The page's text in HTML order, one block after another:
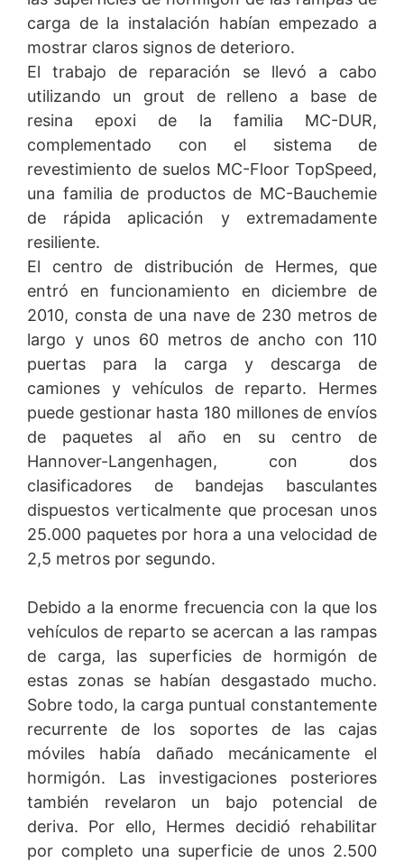
carga de la instalación habían empezado a
mostrar claros signos de deterioro.
El trabajo de reparación se llevó a cabo
utilizando un grout de relleno a base de
resina epoxi de la familia MC-DUR,
complementado con el sistema de
revestimiento de suelos MC-Floor TopSpeed,
una familia de productos de MC-Bauchemie
de rápida aplicación y extremadamente
resiliente.
El centro de distribución de Hermes, que
entró en funcionamiento en diciembre de
2010, consta de una nave de 230 metros de
largo y unos 60 metros de ancho con 110
puertas para la carga y descarga de
camiones y vehículos de reparto. Hermes
puede gestionar hasta 180 millones de envíos
de paquetes al año en su centro de
Hannover-Langenhagen, con dos
clasificadores de bandejas basculantes
dispuestos verticalmente que procesan unos
25.000 paquetes por hora a una velocidad de
2,5 metros por segundo.
Debido a la enorme frecuencia con la que los
vehículos de reparto se acercan a las rampas
de carga, las superficies de hormigón de
estas zonas se habían desgastado mucho.
Sobre todo, la carga puntual constantemente
recurrente de los soportes de las cajas
móviles había dañado mecánicamente el
hormigón. Las investigaciones posteriores
también revelaron un bajo potencial de
deriva. Por ello, Hermes decidió rehabilitar
por completo una superficie de unos 2.500
servidores de la empresa. En ese momento, el servidor
de YouTube es informado sobre las páginas visitadas
por usted. Si ha iniciado sesión en su cuenta de
YouTube, la plataforma incluso tiene en cuenta estos
datos en el registro de hábitos de navegación de su
perfil. Si no desea que YouTube acceda a sus datos de
navegación, simplemente cierre sesión en su cuenta de
YouTube mientras navega por nuestro sitio. Utilizamos
los recursos de YouTube para hacer nuestro sitio web
más atractivo y esto no viola la legislación europea de
protección de datos, como se establece en el Artículo 6,
Párrafo 1 (f) del GDPR. Para obtener más información
sobre el uso que hace YouTube de los datos del usuario,
consulte la política de protección de datos de la
plataforma en
https://www.google.de/intl/de/policies/privacy.
Deja de usar datos personales
Ciertas operaciones de procesamiento de datos solo se
realizan con el consentimiento explícito del usuario de
Internet, y en estos casos, puede revocar el
consentimiento otorgado previamente en cualquier
momento. Simplemente envíe un correo electrónico o un
mensaje informal a MC-Bauchemie para revocar su
permiso de uso de datos. Después de la notificación,
sus datos ya no se recopilarán. Sin embargo, los datos
recopilados antes de eso aún pueden procesarse
normalmente, como lo exige la ley.
Notificar el uso indebido de datos
En caso de violación de las normas de protección de
datos personales establecidas en esta política de
sienta lesionada puede notificar al organismo
competente, que en este caso es el Landesbeauftragte
für Datenschutz und Informationsfreiheit NRW, de
Düsseldorf, Alemania.
Derecho a la portabilidad de datos
Tiene derecho a recibir, si lo desea, los datos de
navegación tratados por MC mediante consentimiento.
El envío se realizará directamente a usted, oa un tercero
designado, en un formato de datos editables y dentro
de las limitaciones de los recursos técnicos disponibles
para su recepción.
Información, corrección, bloqueo y eliminación
Según establece el artículo 15 del RGPD, tiene derecho